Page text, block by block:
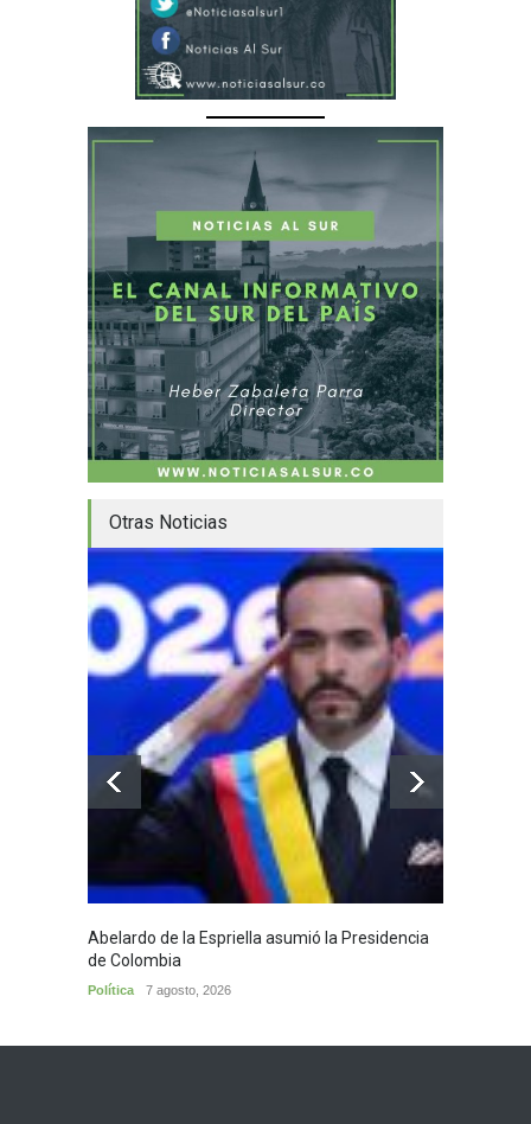
Otras Noticias
Abelardo de la Espriella asumió la Presidencia
de Colombia
Política 7 agosto, 2026